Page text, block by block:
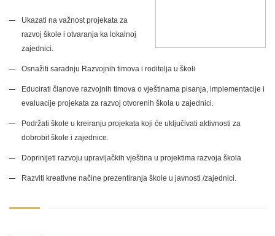
Ukazati na važnost projekata za
razvoj škole i otvaranja ka lokalnoj
zajednici.
Osnažiti saradnju Razvojnih timova i roditelja u školi
Educirati članove razvojnih timova o vještinama pisanja, implementacije i
evaluacije projekata za razvoj otvorenih škola u zajednici.
Podržati škole u kreiranju projekata koji će uključivati aktivnosti za
dobrobit škole i zajednice.
Doprinijeti razvoju upravljačkih vještina u projektima razvoja škola
Razviti kreativne načine prezentiranja škole u javnosti /zajednici.